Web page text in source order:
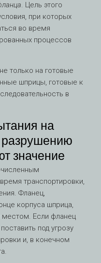
. Цель этого
при которых
во время
процессов
только на готовые
шприцы, готовые к
в
на
значение
транспортировки,
Фланец,
корпуса шприца,
Если фланец
под угрозу
и, в конечном